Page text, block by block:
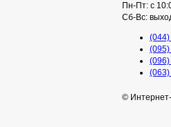
Пн-Пт: с
Сб-Вс:
©